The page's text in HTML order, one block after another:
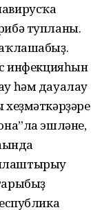
тупланы.
инфекцияһын
һәм дауалау
эшләне,